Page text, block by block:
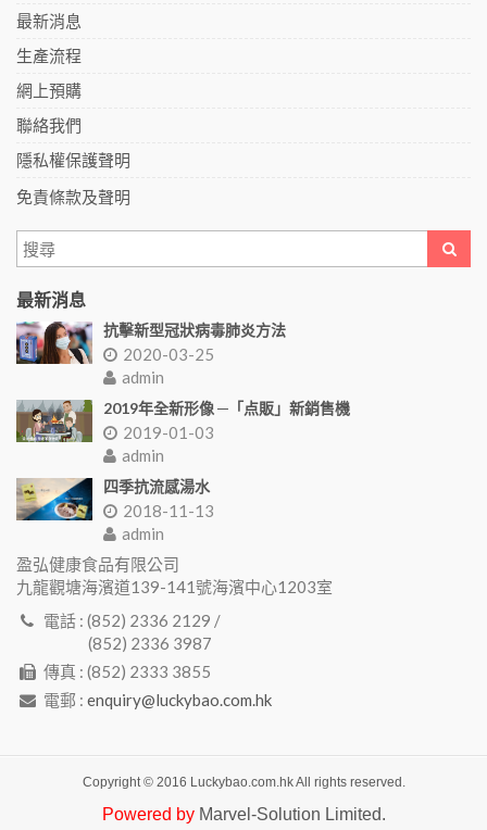
最新消息
生產流程
網上預購
聯絡我們
隱私權保護聲明
免責條款及聲明
最新消息
抗擊新型冠狀病毒肺炎方法
2020-03-25
admin
2019年全新形像 ─「点販」新銷售機
2019-01-03
admin
四季抗流感湯水
2018-11-13
admin
盈弘健康食品有限公司
九龍觀塘海濱道139-141號海濱中心1203室
電話 : (852) 2336 2129 /
(852) 2336 3987
傳真 : (852) 2333 3855
電郵 : enquiry@luckybao.com.hk
Copyright © 2016 Luckybao.com.hk All rights reserved.
Powered by Marvel-Solution Limited.